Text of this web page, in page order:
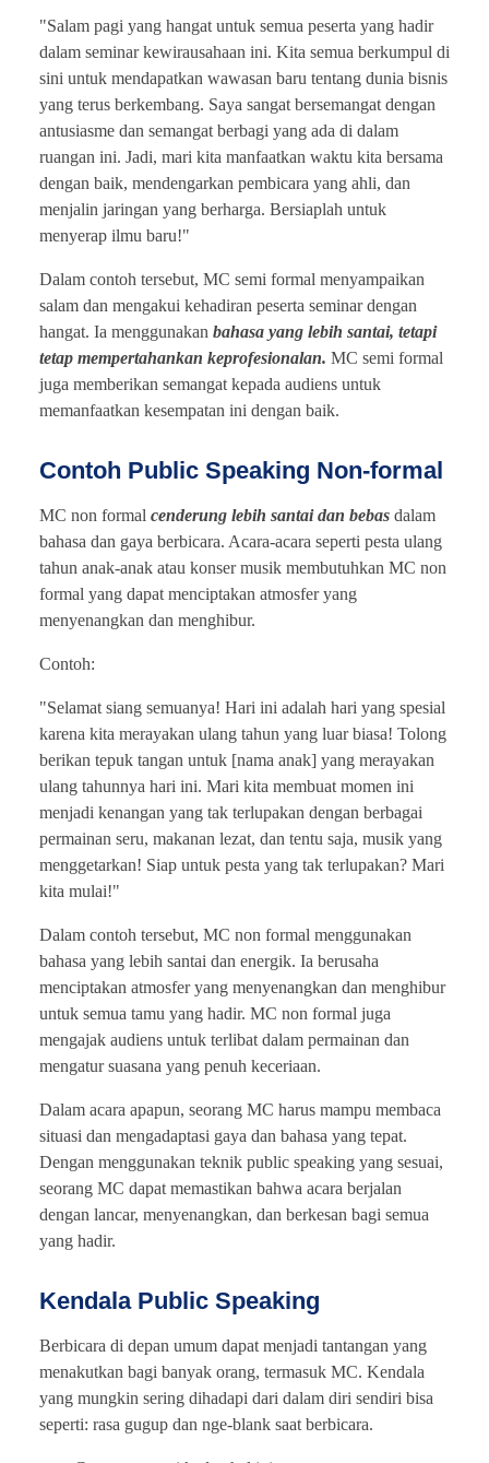
"Salam pagi yang hangat untuk semua peserta yang hadir
dalam seminar kewirausahaan ini. Kita semua berkumpul di
sini untuk mendapatkan wawasan baru tentang dunia bisnis
yang terus berkembang. Saya sangat bersemangat dengan
antusiasme dan semangat berbagi yang ada di dalam
ruangan ini. Jadi, mari kita manfaatkan waktu kita bersama
dengan baik, mendengarkan pembicara yang ahli, dan
menjalin jaringan yang berharga. Bersiaplah untuk
menyerap ilmu baru!"
Dalam contoh tersebut, MC semi formal menyampaikan
salam dan mengakui kehadiran peserta seminar dengan
hangat. Ia menggunakan bahasa yang lebih santai, tetapi
tetap mempertahankan keprofesionalan. MC semi formal
juga memberikan semangat kepada audiens untuk
memanfaatkan kesempatan ini dengan baik.
Contoh Public Speaking Non-formal
MC non formal cenderung lebih santai dan bebas dalam
bahasa dan gaya berbicara. Acara-acara seperti pesta ulang
tahun anak-anak atau konser musik membutuhkan MC non
formal yang dapat menciptakan atmosfer yang
menyenangkan dan menghibur.
Contoh:
"Selamat siang semuanya! Hari ini adalah hari yang spesial
karena kita merayakan ulang tahun yang luar biasa! Tolong
berikan tepuk tangan untuk [nama anak] yang merayakan
ulang tahunnya hari ini. Mari kita membuat momen ini
menjadi kenangan yang tak terlupakan dengan berbagai
permainan seru, makanan lezat, dan tentu saja, musik yang
menggetarkan! Siap untuk pesta yang tak terlupakan? Mari
kita mulai!"
Dalam contoh tersebut, MC non formal menggunakan
bahasa yang lebih santai dan energik. Ia berusaha
menciptakan atmosfer yang menyenangkan dan menghibur
untuk semua tamu yang hadir. MC non formal juga
mengajak audiens untuk terlibat dalam permainan dan
mengatur suasana yang penuh keceriaan.
Dalam acara apapun, seorang MC harus mampu membaca
situasi dan mengadaptasi gaya dan bahasa yang tepat.
Dengan menggunakan teknik public speaking yang sesuai,
seorang MC dapat memastikan bahwa acara berjalan
dengan lancar, menyenangkan, dan berkesan bagi semua
yang hadir.
Kendala Public Speaking
Berbicara di depan umum dapat menjadi tantangan yang
menakutkan bagi banyak orang, termasuk MC. Kendala
yang mungkin sering dihadapi dari dalam diri sendiri bisa
seperti: rasa gugup dan nge-blank saat berbicara.